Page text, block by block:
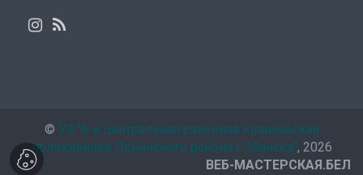
© УЗ "6-я центральная районная клиническая
поликлиника Ленинского района г. Минска", 2026
ВЕБ-МАСТЕРСКАЯ.БЕЛ